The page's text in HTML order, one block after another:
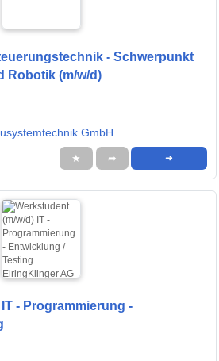
- Schwerpunkt
Robotik (m/w/d)
GmbH
★ ➦ ➜
- Programmierung -